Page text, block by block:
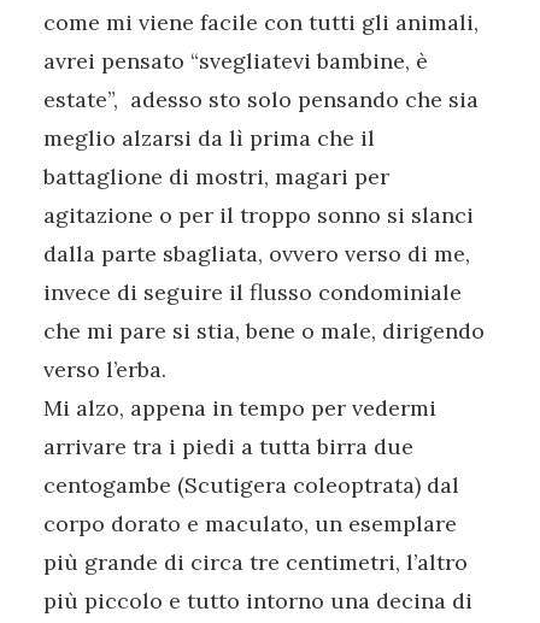
come mi viene facile con tutti gli animali,
avrei pensato “svegliatevi bambine, è
estate”, adesso sto solo pensando che sia
meglio alzarsi da lì prima che il
battaglione di mostri, magari per
agitazione o per il troppo sonno si slanci
dalla parte sbagliata, ovvero verso di me,
invece di seguire il flusso condominiale
che mi pare si stia, bene o male, dirigendo
verso l’erba.
Mi alzo, appena in tempo per vedermi
arrivare tra i piedi a tutta birra due
centogambe (Scutigera coleoptrata) dal
corpo dorato e maculato, un esemplare
più grande di circa tre centimetri, l’altro
più piccolo e tutto intorno una decina di